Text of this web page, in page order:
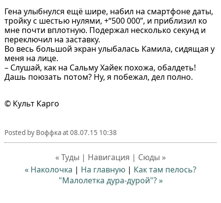
Гена улыбнулся ещё шире, набил на смартфоне даты,
тройку с шестью нулями, +“500 000”, и приблизил ко
мне почти вплотную. Подержал несколько секунд и
переключил на заставку.
Во весь большой экран улыбалась Камила, сидящая у
меня на лице.
– Слушай, как на Сальму Хайек похожа, обалдеть!
Дашь поюзать потом? Ну, я побежал, дел полно.
© Культ Карго
Posted by Воффкаat08.07.15 10:38
« Туды | Навигация | Сюды »
« Наколочка | На главную | Как там пелось?
"Малолетка дура-дурой"? »